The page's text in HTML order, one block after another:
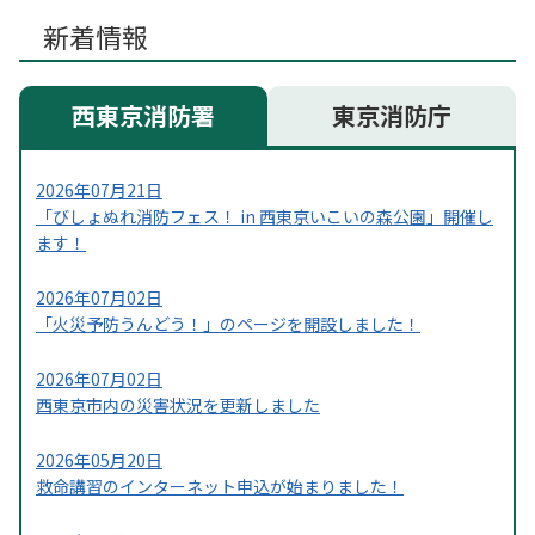
新着情報
西東京消防署 東京消防庁
2026年07月21日
「びしょぬれ消防フェス！ in 西東京いこいの森公園」開催し
ます！
2026年07月02日
「火災予防うんどう！」のページを開設しました！
2026年07月02日
西東京市内の災害状況を更新しました
2026年05月20日
救命講習のインターネット申込が始まりました！